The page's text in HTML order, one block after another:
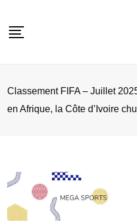
Classement FIFA – Juillet
en Afrique, la Côte d’Ivoire